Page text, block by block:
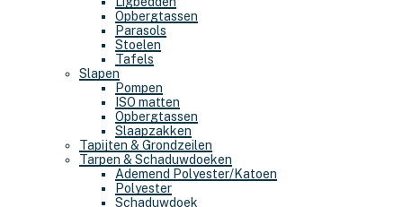
Opbergtassen
Parasols
Stoelen
Tafels
Slapen
Pompen
ISO matten
Opbergtassen
Slaapzakken
Tapijten & Grondzeilen
Tarpen & Schaduwdoeken
Ademend Polyester/Katoen
Polyester
Schaduwdoek